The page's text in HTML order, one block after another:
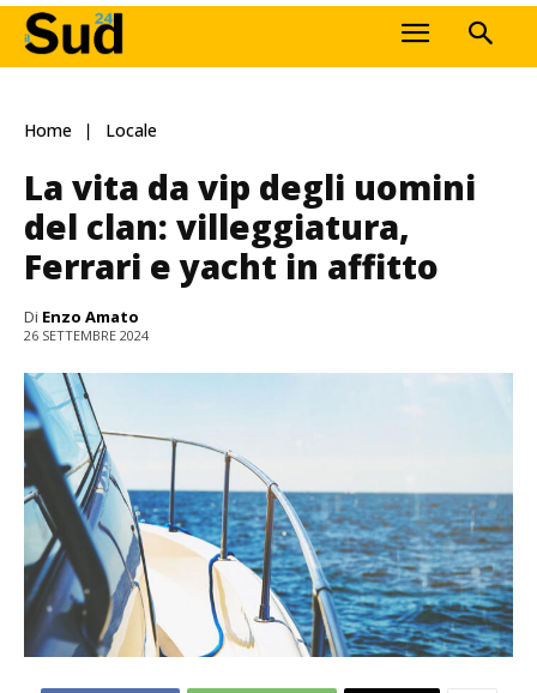
Home Locale
La vita da vip degli uomini
del clan: villeggiatura,
Ferrari e yacht in affitto
Di Enzo Amato
26 SETTEMBRE 2024